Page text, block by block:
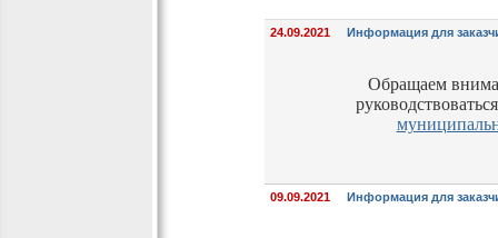
24.09.2021 Информация для
Обращаем
09.09.2021 Информация для